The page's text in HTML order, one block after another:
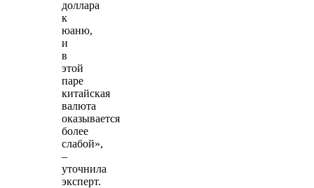
доллара
к
юаню,
и
в
этой
паре
китайская
валюта
оказывается
более
слабой»,
–
уточнила
эксперт.